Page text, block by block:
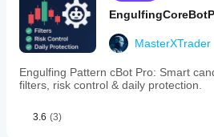
MasterXTrader
Engulfing Pattern cBot Pro: Smart
filters, risk control & daily protection.
3.6 (3)